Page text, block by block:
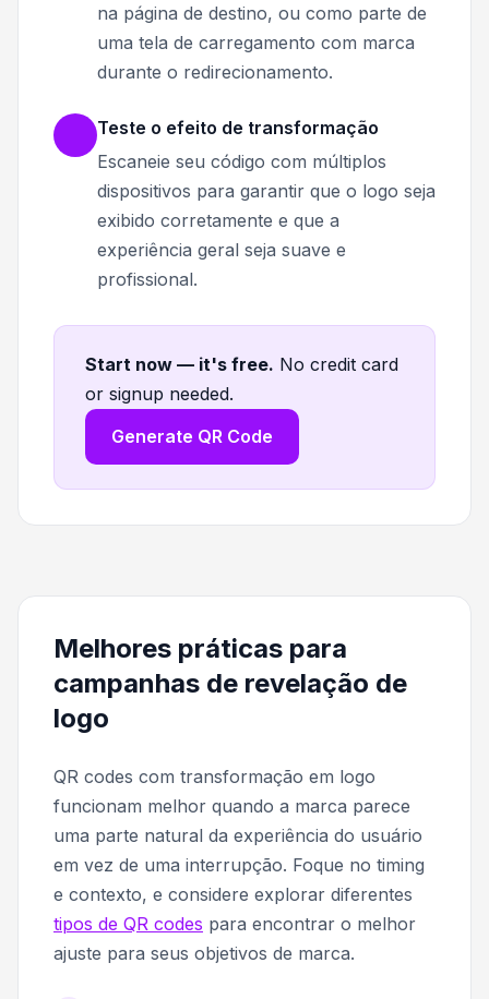
na página de destino, ou como parte de
uma tela de carregamento com marca
durante o redirecionamento.
Teste o efeito de transformação
Escaneie seu código com múltiplos
dispositivos para garantir que o logo seja
exibido corretamente e que a
experiência geral seja suave e
profissional.
Start now — it's free. No credit card
or signup needed.
Generate QR Code
Melhores práticas para
campanhas de revelação de
logo
QR codes com transformação em logo
funcionam melhor quando a marca parece
uma parte natural da experiência do usuário
em vez de uma interrupção. Foque no timing
e contexto, e considere explorar diferentes
tipos de QR codes para encontrar o melhor
ajuste para seus objetivos de marca.